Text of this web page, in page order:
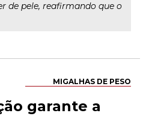
de pele, reafirmando que o
MIGALHAS DE PESO
garante a